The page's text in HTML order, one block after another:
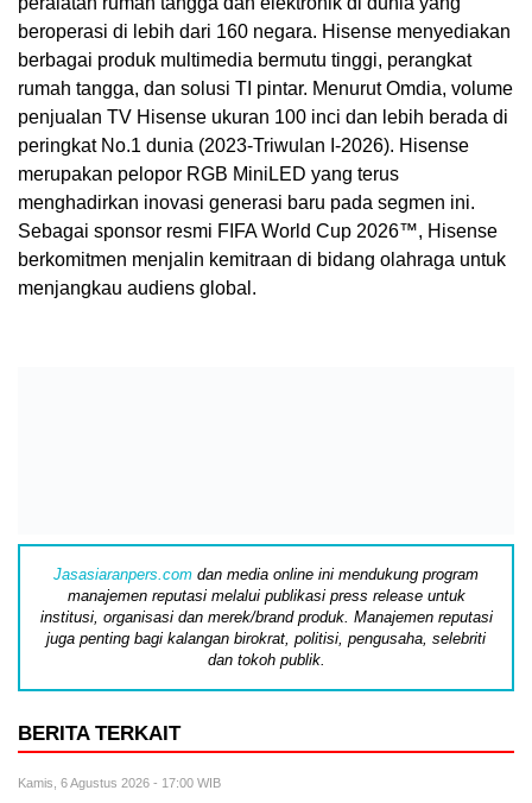
beroperasi di lebih dari 160 negara. Hisense menyediakan
berbagai produk multimedia bermutu tinggi, perangkat
rumah tangga, dan solusi TI pintar. Menurut Omdia, volume
penjualan TV Hisense ukuran 100 inci dan lebih berada di
peringkat No.1 dunia (2023-Triwulan I-2026). Hisense
merupakan pelopor RGB MiniLED yang terus
menghadirkan inovasi generasi baru pada segmen ini.
Sebagai sponsor resmi FIFA World Cup 2026™, Hisense
berkomitmen menjalin kemitraan di bidang olahraga untuk
menjangkau audiens global.
Jasasiaranpers.com dan media online ini mendukung program
manajemen reputasi melalui publikasi press release untuk
institusi, organisasi dan merek/brand produk. Manajemen reputasi
juga penting bagi kalangan birokrat, politisi, pengusaha, selebriti
dan tokoh publik.
BERITA TERKAIT
Kamis, 6 Agustus 2026 - 17:00 WIB